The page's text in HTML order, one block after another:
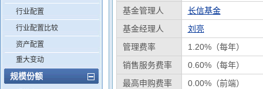
行业配置
行业配置比较
资产配置
重大变动
规模份额
基金管理人
长信基金
基金经理人
刘亮
管理费率
1.20%（每年）
销售服务费率
0.60%（每年）
最高申购费率
0.00%（前端）